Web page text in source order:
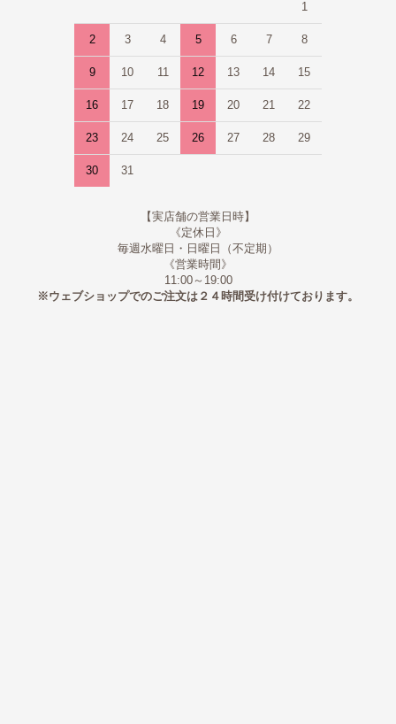
1
2 3 4 5 6 7 8
9 10 11 12 13 14 15
16 17 18 19 20 21 22
23 24 25 26 27 28 29
30 31
【実店舗の営業日時】
《定休日》
毎週水曜日・日曜日（不定期）
《営業時間》
11:00～19:00
※ウェブショップでのご注文は２４時間受け付けております。